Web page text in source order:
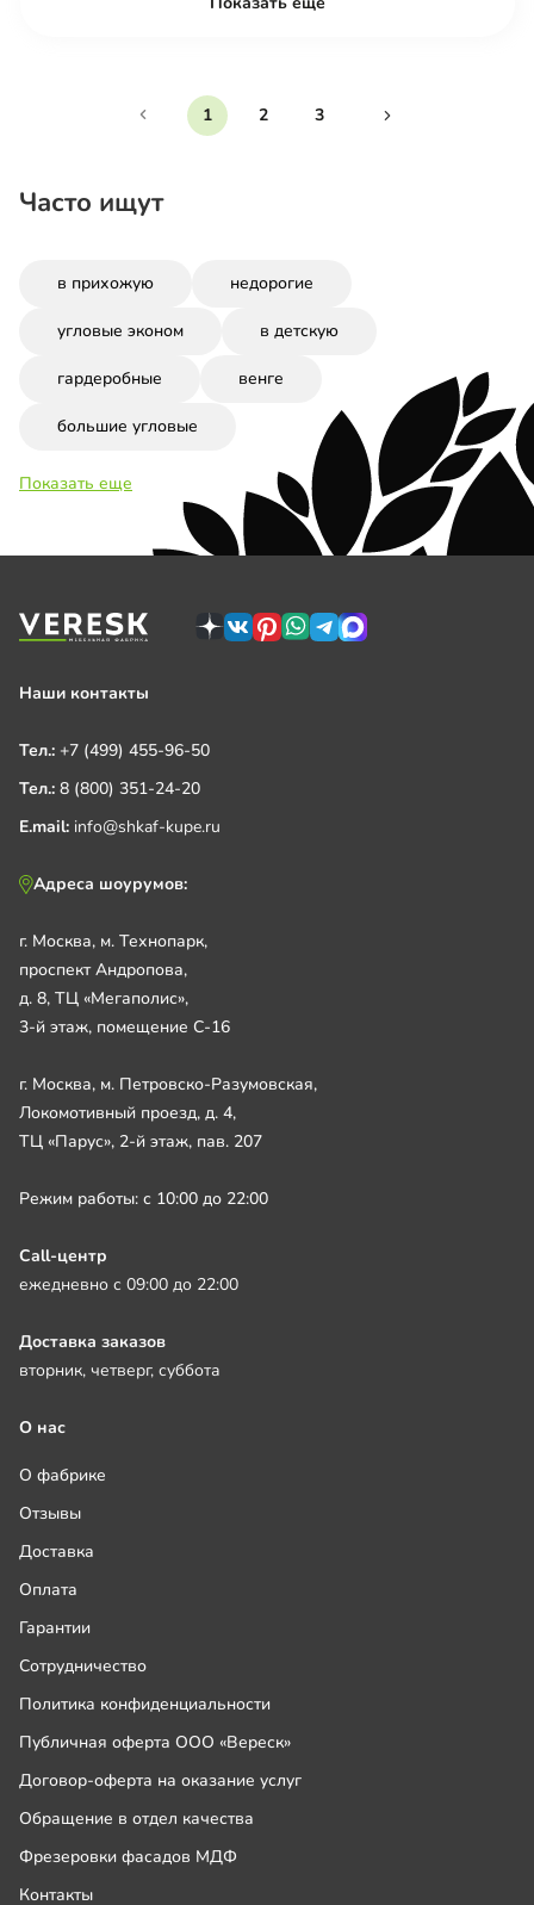
1 2 3
Часто ищут
в прихожую недорогие
угловые эконом в детскую
гардеробные венге
большие угловые
Показать еще
Наши контакты
Тел.: +7 (499) 455-96-50
Тел.: 8 (800) 351-24-20
E.mail: info@shkaf-kupe.ru
Адреса шоурумов:
г. Москва, м. Технопарк,
проспект Андропова,
д. 8, ТЦ «Мегаполис»,
3-й этаж, помещение С-16
г. Москва, м. Петровско-Разумовская,
Локомотивный проезд, д. 4,
ТЦ «Парус», 2-й этаж, пав. 207
Режим работы: с 10:00 до 22:00
Call-центр
ежедневно с 09:00 до 22:00
Доставка заказов
вторник, четверг, суббота
О нас
О фабрике
Отзывы
Доставка
Оплата
Гарантии
Сотрудничество
Политика конфиденциальности
Публичная оферта ООО «Вереск»
Договор-оферта на оказание услуг
Обращение в отдел качества
Фрезеровки фасадов МДФ
Контакты